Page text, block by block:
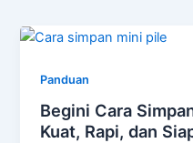
Panduan
Begini Cara
Kuat, Rapi, dan